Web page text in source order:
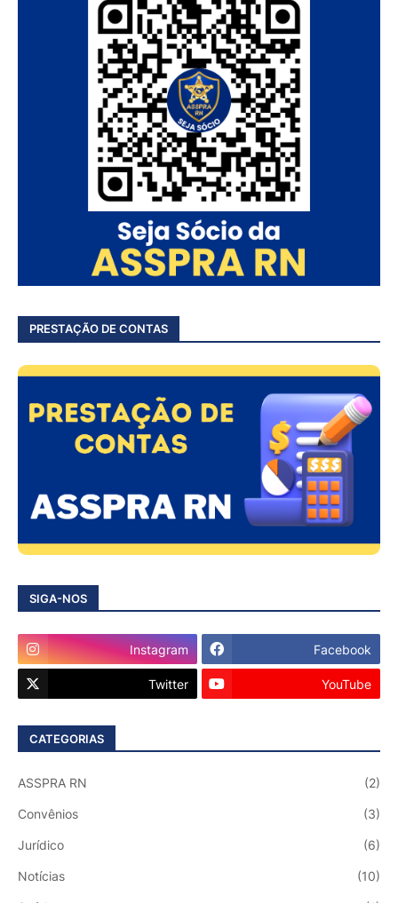
PRESTAÇÃO DE CONTAS
SIGA-NOS
Instagram Facebook
Twitter YouTube
CATEGORIAS
ASSPRA RN (2)
Convênios (3)
Jurídico (6)
Notícias (10)